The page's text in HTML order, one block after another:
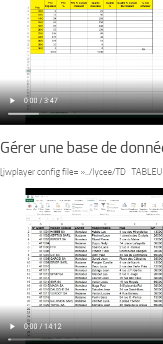
Gérer une base de
[jwplayer config file= »../lycee/